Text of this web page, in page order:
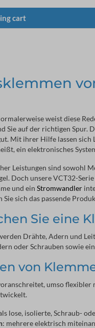
cart
weist diese
Sie auf der richtigen Spur.
Mit ihrer Hilfe lassen sich
ein elektronisches
Leistungen sind sowohl
Doch unsere VCT32-
und ein Stromwandler
sich das passende
Sie eine
Drähte, Adern und
oder Schrauben sowie
von
umso
lose, isolierte, Schraub-
: mehrere elektrisch